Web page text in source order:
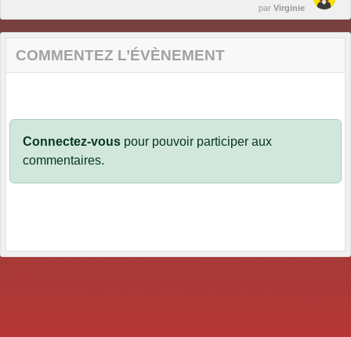
par Virginie
COMMENTEZ L’ÉVÈNEMENT
Connectez-vous pour pouvoir participer aux
commentaires.